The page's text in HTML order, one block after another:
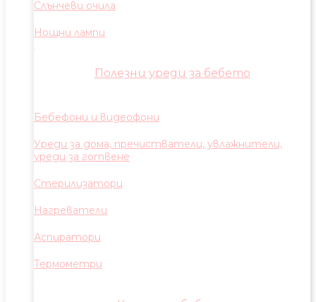
Слънчеви очила
Нощни лампи
Полезни уреди за бебето
Бебефони и видеофони
Уреди за дома, пречистватели, увлажнители,
уреди за готвене
Стерилизатори
Нагреватели
Аспиратори
Термометри